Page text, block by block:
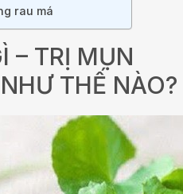
rau má
– TRỊ MỤN
THẾ NÀO?